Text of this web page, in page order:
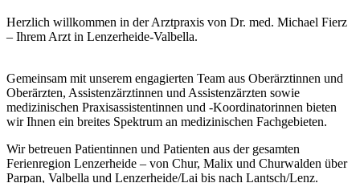
Herzlich willkommen in der Arztpraxis von Dr. med. Michael Fierz
– Ihrem Arzt in Lenzerheide-Valbella.
Gemeinsam mit unserem engagierten Team aus Oberärztinnen und
Oberärzten, Assistenzärztinnen und Assistenzärzten sowie
medizinischen Praxisassistentinnen und -Koordinatorinnen bieten
wir Ihnen ein breites Spektrum an medizinischen Fachgebieten.
Wir betreuen Patientinnen und Patienten aus der gesamten
Ferienregion Lenzerheide – von Chur, Malix und Churwalden über
Parpan, Valbella und Lenzerheide/Lai bis nach Lantsch/Lenz.